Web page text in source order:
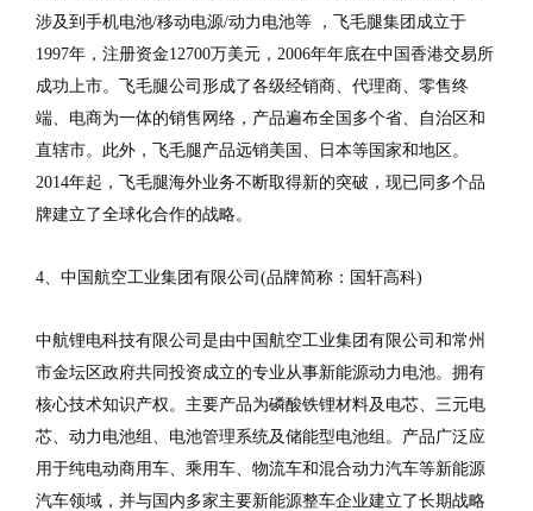
涉及到手机电池/移动电源/动力电池等 ，飞毛腿集团成立于
1997年，注册资金12700万美元，2006年年底在中国香港交易所
成功上市。飞毛腿公司形成了各级经销商、代理商、零售终
端、电商为一体的销售网络，产品遍布全国多个省、自治区和
直辖市。此外，飞毛腿产品远销美国、日本等国家和地区。
2014年起，飞毛腿海外业务不断取得新的突破，现已同多个品
牌建立了全球化合作的战略。
4、中国航空工业集团有限公司(品牌简称：国轩高科)
中航锂电科技有限公司是由中国航空工业集团有限公司和常州
市金坛区政府共同投资成立的专业从事新能源动力电池。拥有
核心技术知识产权。主要产品为磷酸铁锂材料及电芯、三元电
芯、动力电池组、电池管理系统及储能型电池组。产品广泛应
用于纯电动商用车、乘用车、物流车和混合动力汽车等新能源
汽车领域，并与国内多家主要新能源整车企业建立了长期战略